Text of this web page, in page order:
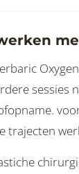
sessies
trajecten